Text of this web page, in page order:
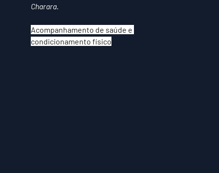
Charara.
Acompanhamento de saúde e
condicionamento físico